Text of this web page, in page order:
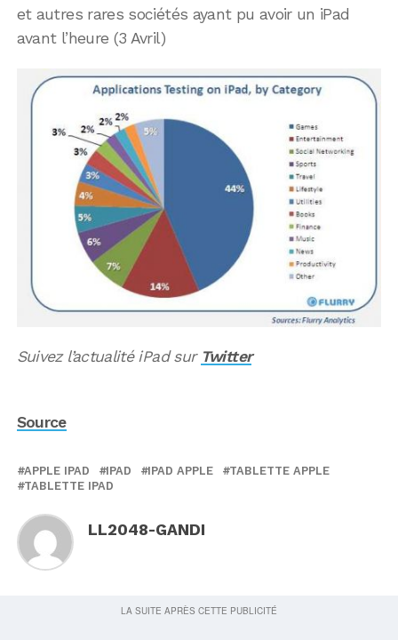
et autres rares sociétés ayant pu avoir un iPad
avant l’heure (3 Avril)
Suivez l’actualité iPad sur Twitter
Source
APPLE IPAD IPAD IPAD APPLE
TABLETTE APPLE
TABLETTE IPAD
LL2048-GANDI